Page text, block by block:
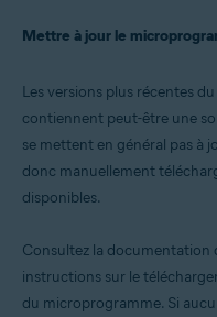
Mettre à jour le
Les versions plus récentes du
contiennent peut-être une
se mettent en général pas à
donc manuellement
disponibles.
Consultez la documentation
instructions sur le
du microprogramme. Si